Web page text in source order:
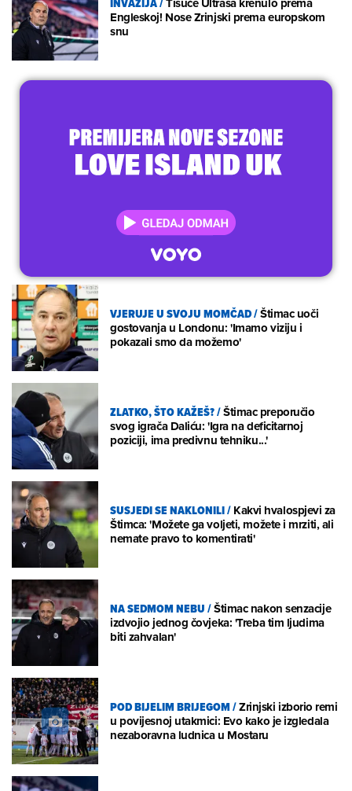
Engleskoj! Nose Zrinjski prema europskom
snu
VJERUJE U SVOJU MOMČAD/Štimac uoči
gostovanja u Londonu: 'Imamo viziju i
pokazali smo da možemo'
ZLATKO, ŠTO KAŽEŠ?/Štimac preporučio
svog igrača Daliću: 'Igra na deficitarnoj
poziciji, ima predivnu tehniku...'
SUSJEDI SE NAKLONILI/Kakvi hvalospjevi za
Štimca: 'Možete ga voljeti, možete i mrziti, ali
nemate pravo to komentirati'
NA SEDMOM NEBU/Štimac nakon senzacije
izdvojio jednog čovjeka: 'Treba tim ljudima
biti zahvalan'
POD BIJELIM BRIJEGOM/Zrinjski izborio remi
u povijesnoj utakmici: Evo kako je izgledala
nezaboravna ludnica u Mostaru